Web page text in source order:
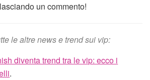
un commento!
le altre news e trend sui vip:
diventa trend tra le vip: ecco i
.